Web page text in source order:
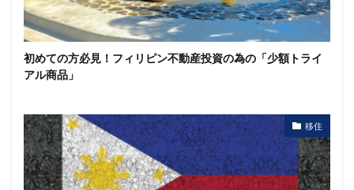
初めての方必見！フィリピン不動産投資の為の「少額トライ
アル商品」
移住